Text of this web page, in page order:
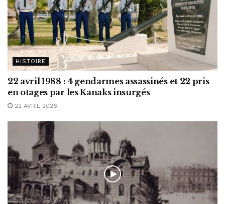
HISTOIRE
22 avril 1988 : 4 gendarmes assassinés et 22 pris
en otages par les Kanaks insurgés
22 AVRIL 2026